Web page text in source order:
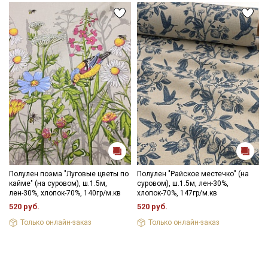
Полулен поэма "Луговые цветы по
кайме" (на суровом), ш.1.5м,
лен-30%, хлопок-70%, 140гр/м.кв
520 руб.
Только онлайн-заказ
Полулен "Райское местечко" (на
суровом), ш.1.5м, лен-30%,
хлопок-70%, 147гр/м.кв
520 руб.
Только онлайн-заказ